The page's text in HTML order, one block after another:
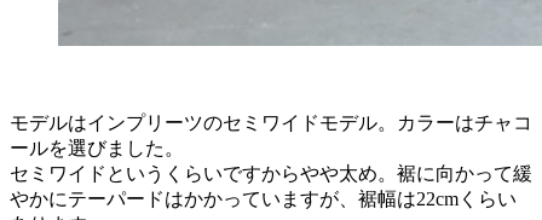
モデルはインプリーツのセミワイドモデル。カラーはチャコ
ールを選びました。
セミワイドというくらいですからやや太め。裾に向かって緩
やかにテーパードはかかっていますが、裾幅は22cmくらい